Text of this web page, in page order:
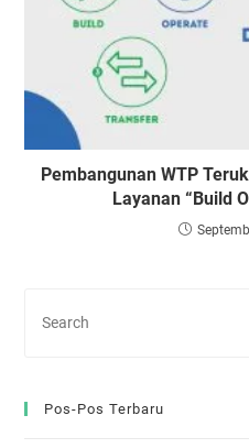
Pembangunan WTP
Layanan “Build
Pos-Pos Terbaru